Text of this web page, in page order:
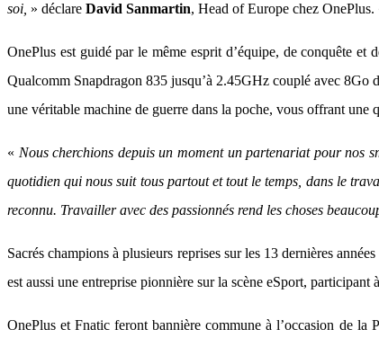
soi, » déclare David Sanmartin, Head of Europe chez OnePlus.
OnePlus est guidé par le même esprit d’équipe, de conquête
Qualcomm Snapdragon 835 jusqu’à 2.45GHz couplé avec 8Go
une véritable machine de guerre dans la poche, vous offrant une
« Nous cherchions depuis un moment un partenariat pour nos
quotidien qui nous suit tous partout et tout le temps, dans le
reconnu. Travailler avec des passionnés rend les choses
Sacrés champions à plusieurs reprises sur les 13 dernières
est aussi une entreprise pionnière sur la scène eSport,
OnePlus et Fnatic feront bannière commune à l’occasion de la